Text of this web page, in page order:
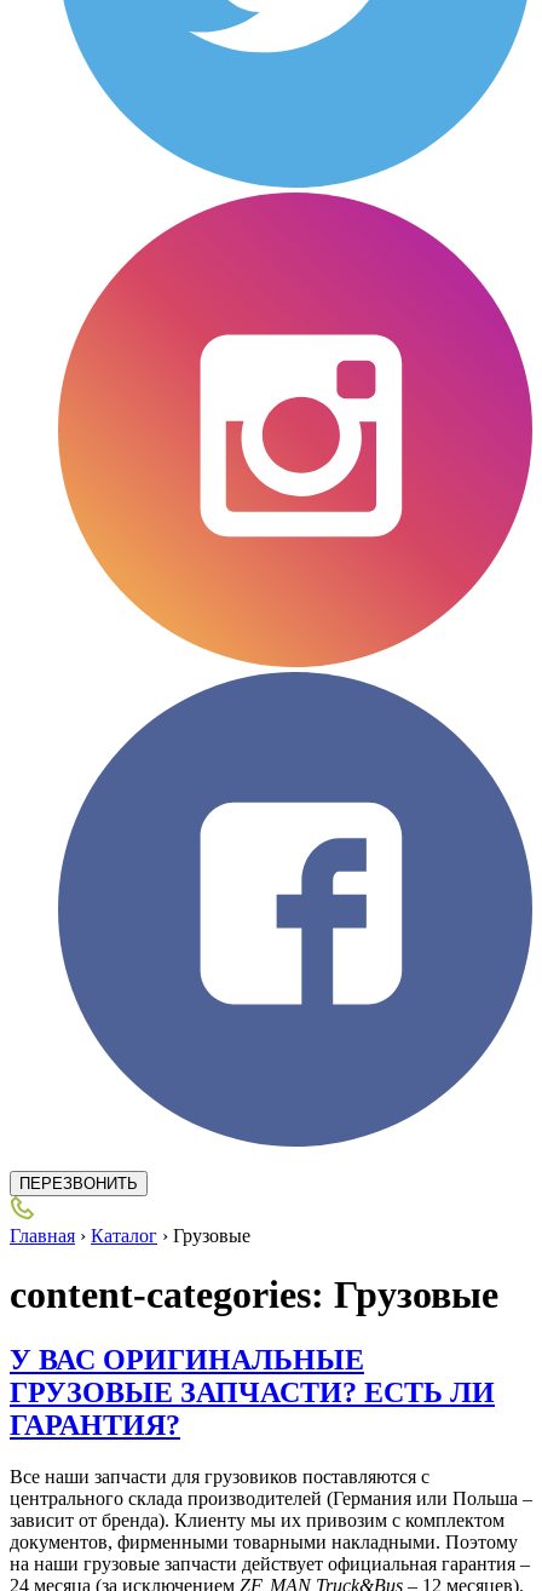
ПЕРЕЗВОНИТЬ
Главная › Каталог › Грузовые
content-categories: Грузовые
У ВАС ОРИГИНАЛЬНЫЕ
ГРУЗОВЫЕ ЗАПЧАСТИ? ЕСТЬ ЛИ
ГАРАНТИЯ?
Все наши запчасти для грузовиков поставляются с
центрального склада производителей (Германия или Польша –
зависит от бренда). Клиенту мы их привозим с комплектом
документов, фирменными товарными накладными. Поэтому
на наши грузовые запчасти действует официальная гарантия –
24 месяца (за исключением ZF, MAN Truck&Bus – 12 месяцев).